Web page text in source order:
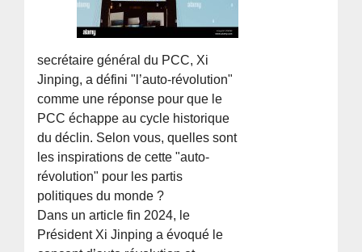
secrétaire général du PCC, Xi
Jinping, a défini "l’auto-révolution"
comme une réponse pour que le
PCC échappe au cycle historique
du déclin. Selon vous, quelles sont
les inspirations de cette "auto-
révolution" pour les partis
politiques du monde ?
Dans un article fin 2024, le
Président Xi Jinping a évoqué le